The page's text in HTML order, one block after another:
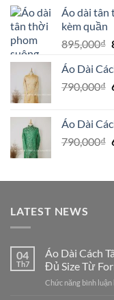
Áo dài tân
kèm quần
895,000₫
Áo Dài
790,000₫
Áo Dài
790,000₫
LATEST NEWS
04
Th7
Áo Dài Cách
Đủ Size Từ
Chức năng bình luận